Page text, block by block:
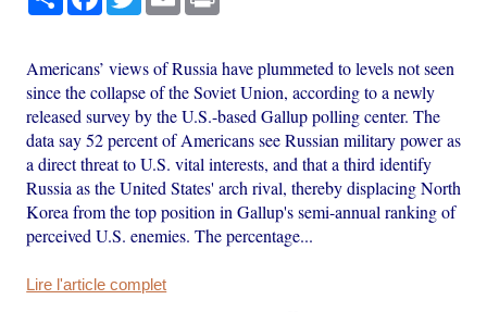
Americans’ views of Russia have plummeted to levels not seen
since the collapse of the Soviet Union, according to a newly
released survey by the U.S.-based Gallup polling center. The
data say 52 percent of Americans see Russian military power as
a direct threat to U.S. vital interests, and that a third identify
Russia as the United States' arch rival, thereby displacing North
Korea from the top position in Gallup's semi-annual ranking of
perceived U.S. enemies. The percentage...
Lire l'article complet